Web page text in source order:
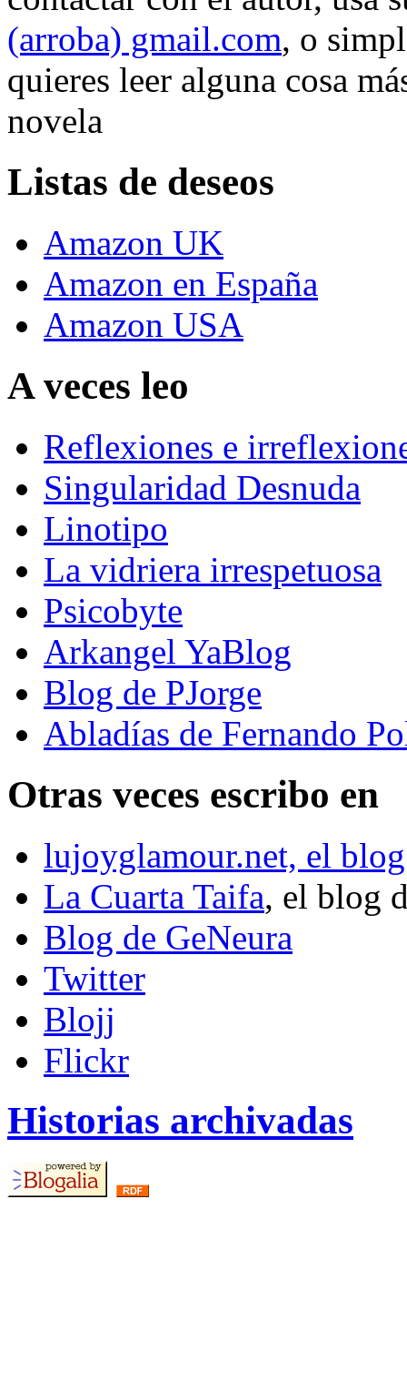
(arroba) gmail.com, o
quieres leer alguna cosa
novela
Listas de deseos
Amazon UK
Amazon en España
Amazon USA
A veces leo
Reflexiones e
Singularidad Desnuda
Linotipo
La vidriera irrespetuosa
Psicobyte
Arkangel YaBlog
Blog de PJorge
Abladías de Fernando
Otras veces escribo en
lujoyglamour.net, el
La Cuarta Taifa, el blog
Blog de GeNeura
Twitter
Blojj
Flickr
Historias archivadas